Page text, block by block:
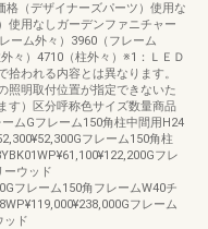
格（デザイナーズパーツ）使用な
使用なしガーデンファニチャー
ーム外々）3960（フレーム
々）4710（柱外々）※1：ＬＥＤ
われる内容とは異なります。
照明取付位置が指定できないた
す）区分呼称色サイズ数量商品
ムGフレーム150角柱中間用H24
フレーム150角柱
フレ
ーウッド
フレーム150角フレームW40チ
フレーム
ッド